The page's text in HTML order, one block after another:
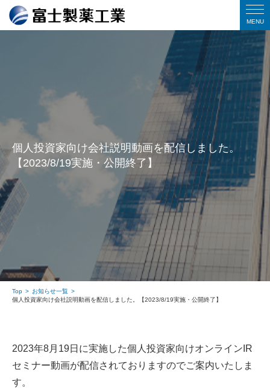
個人投資家向け会社説明動画を配信しました。
【2023/8/19実施・公開終了】
Top
お知らせ一覧
個人投資家向け会社説明動画を配信しました。【2023/8/19実施・公開終了】
2023年8月19日に実施した個人投資家向けオンラインIR
セミナー動画が配信されておりますのでご案内いたしま
す。